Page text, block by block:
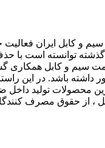
سیم و کابل ایران
طول 10 سال گذشته توانسته است
سیم و کابل همکاری
باشد. در این
محصولات تولید
، از حقوق مصرف